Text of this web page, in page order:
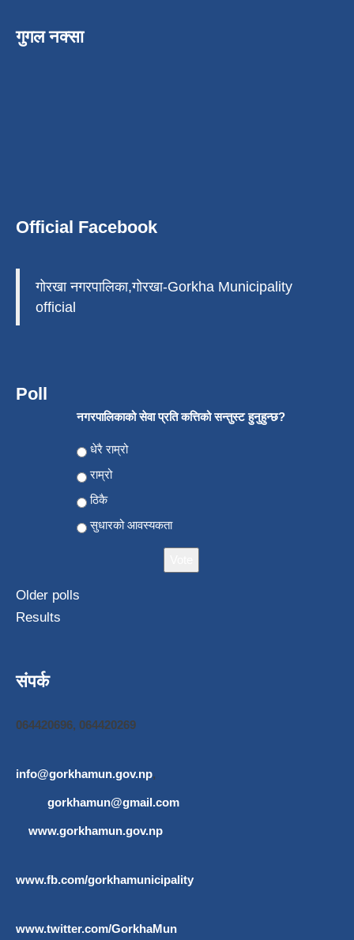
गुगल नक्सा
Official Facebook
गोरखा नगरपालिका,गोरखा-Gorkha Municipality
official
Poll
नगरपालिकाको सेवा प्रति कत्तिको सन्तुस्ट हुनुहुन्छ?
Choices
धेरै राम्रो
राम्रो
ठिकै
सुधारको आवस्यकता
Older polls
Results
संपर्क
064420696, 064420269
info@gorkhamun.gov.np,
gorkhamun@gmail.com
www.gorkhamun.gov.np
www.fb.com/gorkhamunicipality
www.twitter.com/GorkhaMun